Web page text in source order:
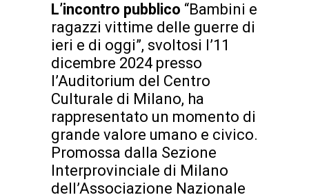
L’incontro pubblico “Bambini e
ragazzi vittime delle guerre di
ieri e di oggi”, svoltosi l’11
dicembre 2024 presso
l’Auditorium del Centro
Culturale di Milano, ha
rappresentato un momento di
grande valore umano e civico.
Promossa dalla Sezione
Interprovinciale di Milano
dell’Associazione Nazionale